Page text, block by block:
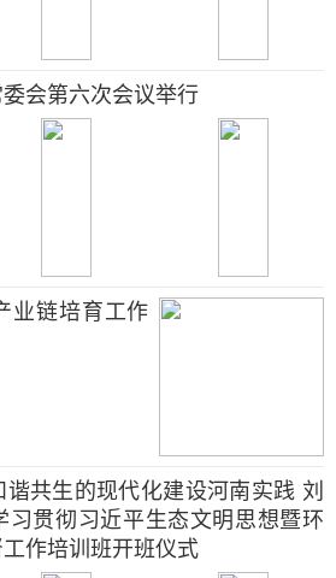
会第六次会议举行
业链培育工作
共生的现代化建设河南实践 刘
习贯彻习近平生态文明思想暨环
作培训班开班仪式